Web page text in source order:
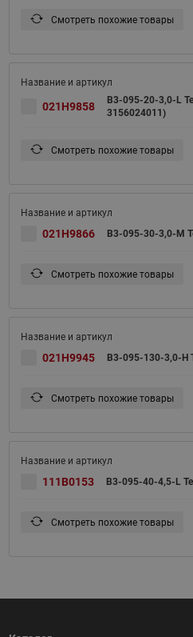
Смотреть похожие товары
021H9858
B3-095-20-3,0-L
3156024011)
Смотреть похожие товары
021H9866 B3-095-30-3,0-M
Смотреть похожие товары
021H9945 B3-095-130-3,0-H
Смотреть похожие товары
111B0153 B3-095-40-4,5-L
Смотреть похожие товары